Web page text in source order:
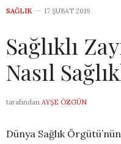
SAĞLIK 17 ŞUBAT 2019
Sağlıklı
Nasıl
tarafından AYŞE ÖZGÜN
Dünya Sağlık